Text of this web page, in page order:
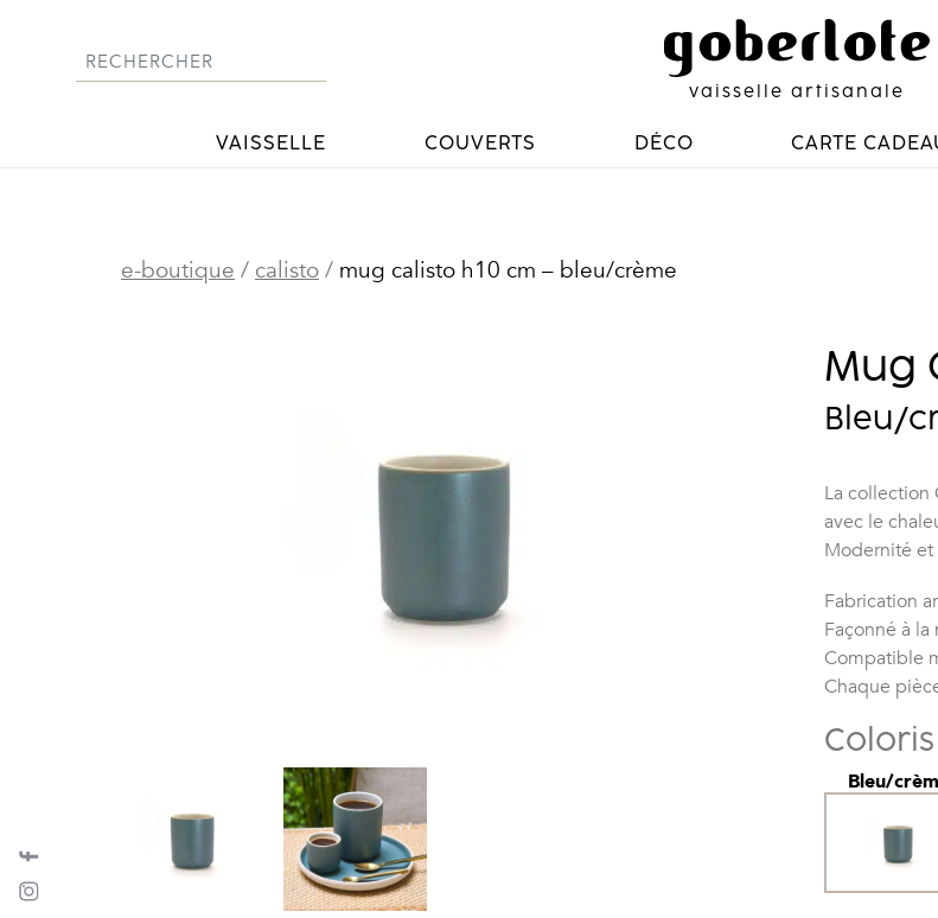
vaisselle artisanale
VAISSELLE COUVERTS DÉCO CARTE
e-boutique / calisto/ mug calisto h10 cm – bleu/crème
Mug
Bleu/
La collection
avec le
Modernité
Fabrication
Façonné à la
Compatible
Chaque
Coloris
Bleu/